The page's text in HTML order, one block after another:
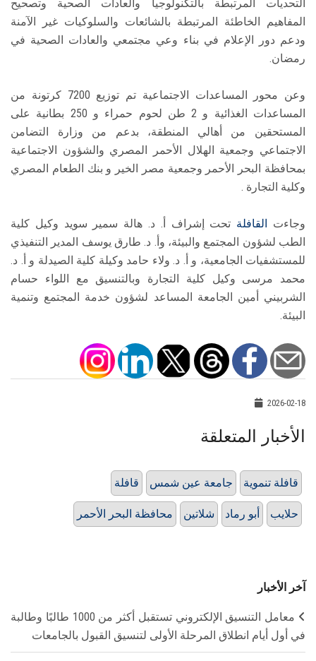
التحديات المرتبطة بالتكنولوجيا والعادات الصحية وتصحيح
المفاهيم الخاطئة المرتبطة بالشائعات والسلوكيات غير الآمنة
ودعم دور الإعلام في بناء وعي مجتمعي والعادات الصحية في
رمضان.
وعن محور المساعدات الاجتماعية تم توزيع 7200 كرتونة من
المساعدات الغذائية و 2 طن لحوم حمراء و 250 بطانية على
المستحقين من أهالي المنطقة، بدعم من وزارة التضامن
الاجتماعي وجمعية الهلال الأحمر المصري والشؤون الاجتماعية
بمحافظة البحر الأحمر وجمعية مصر الخير و بنك الطعام المصري
وكلية التجارة .
وجاءت القافلة تحت إشراف أ. د. هالة سمير سويد وكيل كلية
الطب لشؤون المجتمع والبيئة، وأ. د. طارق يوسف المدير التنفيذي
للمستشفيات الجامعية، و أ. د. ولاء حامد وكيلة كلية الصيدلة و أ. د.
محمد مرسى وكيل كلية التجارة وبالتنسيق مع اللواء حسام
الشربيني أمين الجامعة المساعد لشؤون خدمة المجتمع وتنمية
البيئة.
2026-02-18
الأخبار المتعلقة
قافلة جامعة عين شمس قافلة تنموية
محافظة البحر الأحمر شلاتين أبو رماد حلايب
آخر الأخبار
معامل التنسيق الإلكتروني تستقبل أكثر من 1000 طالبًا وطالبة
في أول أيام انطلاق المرحلة الأولى لتنسيق القبول بالجامعات